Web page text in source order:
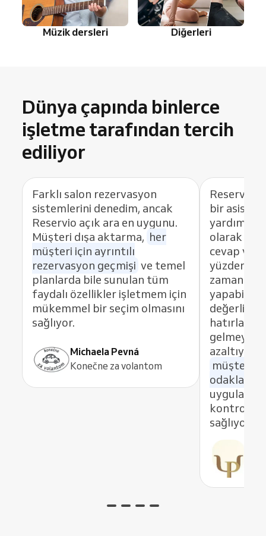
Müzik dersleri Diğerleri
Dünya çapında binlerce
işletme tarafından tercih
ediliyor
Farklı salon rezervasyon
sistemlerini denedim, ancak
Reservio açık ara en uygunu.
Müşteri dışa aktarma, her
müşteri için ayrıntılı
rezervasyon geçmişi ve temel
planlarda bile sunulan tüm
faydalı özellikler işletmem için
mükemmel bir seçim olmasını
sağlıyor.
Michaela Pevná
Konečne za volantom
Reservio,
bir
yardımcı
olarak her
cevap
yüzden
zaman
değerli.
azaltıyor.
uygulama
kontrolü
sağlıyor.